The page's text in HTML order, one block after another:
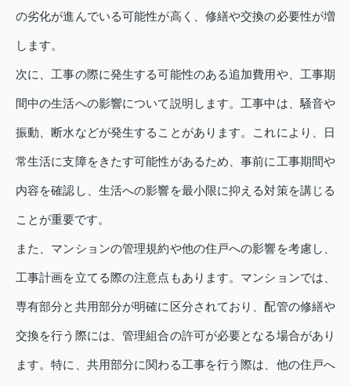
の劣化が進んでいる可能性が高く、修繕や交換の必要性が増
します。
次に、工事の際に発生する可能性のある追加費用や、工事期
間中の生活への影響について説明します。工事中は、騒音や
振動、断水などが発生することがあります。これにより、日
常生活に支障をきたす可能性があるため、事前に工事期間や
内容を確認し、生活への影響を最小限に抑える対策を講じる
ことが重要です。
また、マンションの管理規約や他の住戸への影響を考慮し、
工事計画を立てる際の注意点もあります。マンションでは、
専有部分と共用部分が明確に区分されており、配管の修繕や
交換を行う際には、管理組合の許可が必要となる場合があり
ます。特に、共用部分に関わる工事を行う際は、他の住戸へ